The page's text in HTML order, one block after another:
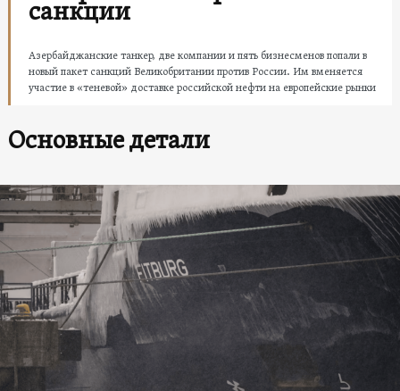
санкции
Азербайджанские танкер, две компании и пять бизнесменов попали в
новый пакет санкций Великобритании против России. Им вменяется
участие в «теневой» доставке российской нефти на европейские рынки
Основные детали